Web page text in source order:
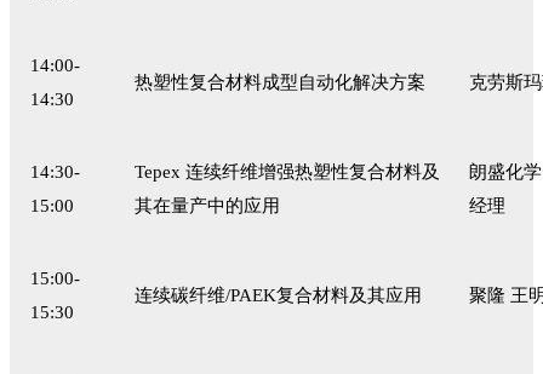
14:00-
14:30
热塑性复合材料成型自动化解决方案 克劳斯
14:30-
15:00
Tepex 连续纤维增强热塑性复合材料及
其在量产中的应用
朗盛化学
经理
15:00-
15:30
连续碳纤维/PAEK复合材料及其应用 聚隆 王